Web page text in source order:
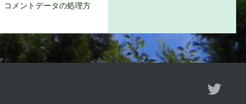
コメントデータの処理方